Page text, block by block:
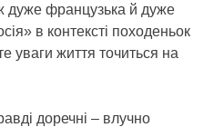
дуже французька й дуже
в контексті походеньок
уваги життя точиться на
доречні – влучно